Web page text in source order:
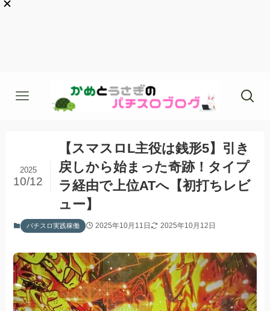
【スマスロL主役は銭形5】引き
戻しから始まった奇跡！タイプ
ラ経由で上位ATへ【初打ちレビ
ュー】
2025
10/12
パチスロ実践稼働 2025年10月11日 2025年10月12日